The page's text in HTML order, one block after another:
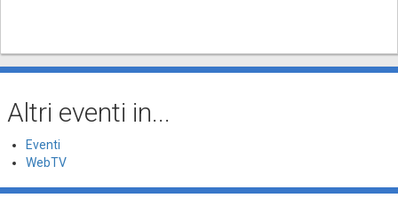
Altri eventi in...
Eventi
WebTV